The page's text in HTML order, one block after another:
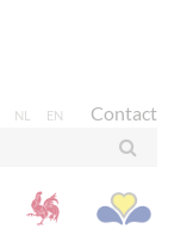
NL EN Contact